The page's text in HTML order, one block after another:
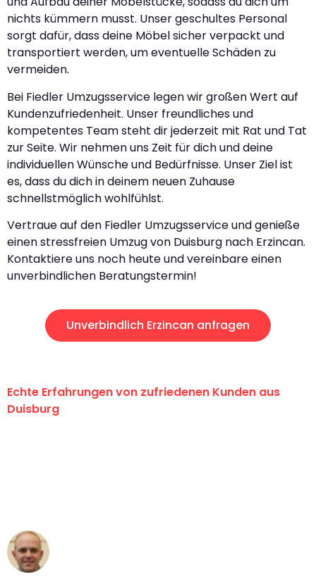
nichts kümmern musst. Unser geschultes Personal
sorgt dafür, dass deine Möbel sicher verpackt und
transportiert werden, um eventuelle Schäden zu
vermeiden.
Bei Fiedler Umzugsservice legen wir großen Wert auf
Kundenzufriedenheit. Unser freundliches und
kompetentes Team steht dir jederzeit mit Rat und Tat
zur Seite. Wir nehmen uns Zeit für dich und deine
individuellen Wünsche und Bedürfnisse. Unser Ziel ist
es, dass du dich in deinem neuen Zuhause
schnellstmöglich wohlfühlst.
Vertraue auf den Fiedler Umzugsservice und genieße
einen stressfreien Umzug von Duisburg nach Erzincan.
Kontaktiere uns noch heute und vereinbare einen
unverbindlichen Beratungstermin!
Unverbindlich Erzincan anfragen
Echte Erfahrungen von zufriedenen Kunden aus
Duisburg